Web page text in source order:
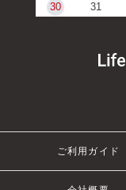
30
31
ご利用ガイド